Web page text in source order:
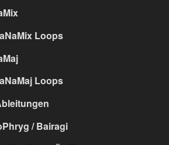
Loops
Loops
/ Bairagi